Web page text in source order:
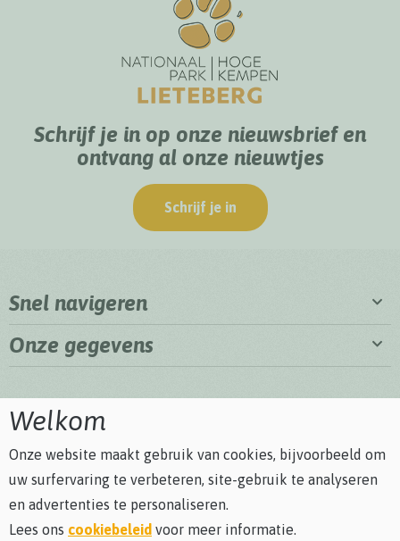
Schrijf je in op onze nieuwsbrief en
ontvang al onze nieuwtjes
Schrijf je in
Snel navigeren
Onze gegevens
Welkom
Onze website maakt gebruik van cookies, bijvoorbeeld om
uw surfervaring te verbeteren, site-gebruik te analyseren
en advertenties te personaliseren.
Lees ons cookiebeleid voor meer informatie.